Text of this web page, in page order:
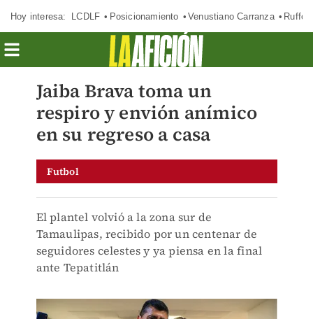
Hoy interesa: LCDLF Posicionamiento Venustiano Carranza Ruffo
Jaiba Brava toma un
respiro y envión anímico
en su regreso a casa
Futbol
El plantel volvió a la zona sur de
Tamaulipas, recibido por un centenar de
seguidores celestes y ya piensa en la final
ante Tepatitlán